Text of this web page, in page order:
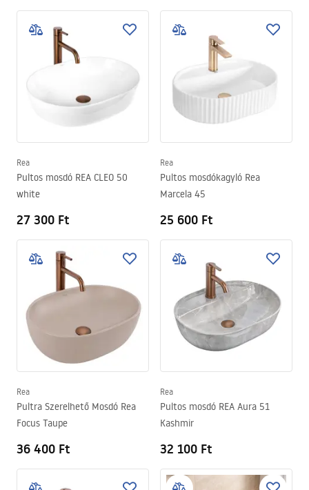
Rea
Pultos mosdó REA CLEO 50
white
27 300 Ft
Rea
Pultos mosdókagyló Rea
Marcela 45
25 600 Ft
Rea
Pultra Szerelhető Mosdó Rea
Focus Taupe
36 400 Ft
Rea
Pultos mosdó REA Aura 51
Kashmir
32 100 Ft